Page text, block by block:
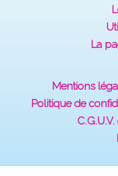
La
Mentions
Politique de